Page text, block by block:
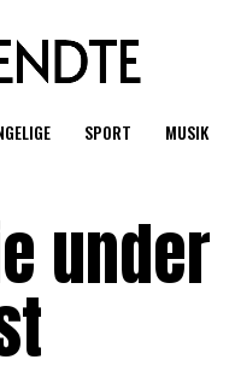
SPORT MUSIK
under